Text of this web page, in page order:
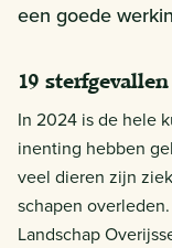
een goede
19 sterfgevallen
In 2024 is de hele
inenting hebben
veel dieren zijn
schapen
Landschap